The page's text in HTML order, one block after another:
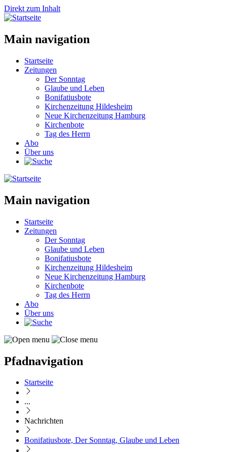
Direkt zum Inhalt
Main navigation
Startseite
Zeitungen
Der Sonntag
Glaube und Leben
Bonifatiusbote
Kirchenzeitung Hildesheim
Neue Kirchenzeitung Hamburg
Kirchenbote
Tag des Herrn
Abo
Über uns
Main navigation
Startseite
Zeitungen
Der Sonntag
Glaube und Leben
Bonifatiusbote
Kirchenzeitung Hildesheim
Neue Kirchenzeitung Hamburg
Kirchenbote
Tag des Herrn
Abo
Über uns
Pfadnavigation
Startseite
...
Nachrichten
Bonifatiusbote, Der Sonntag, Glaube und Leben